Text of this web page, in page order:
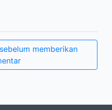
memberikan